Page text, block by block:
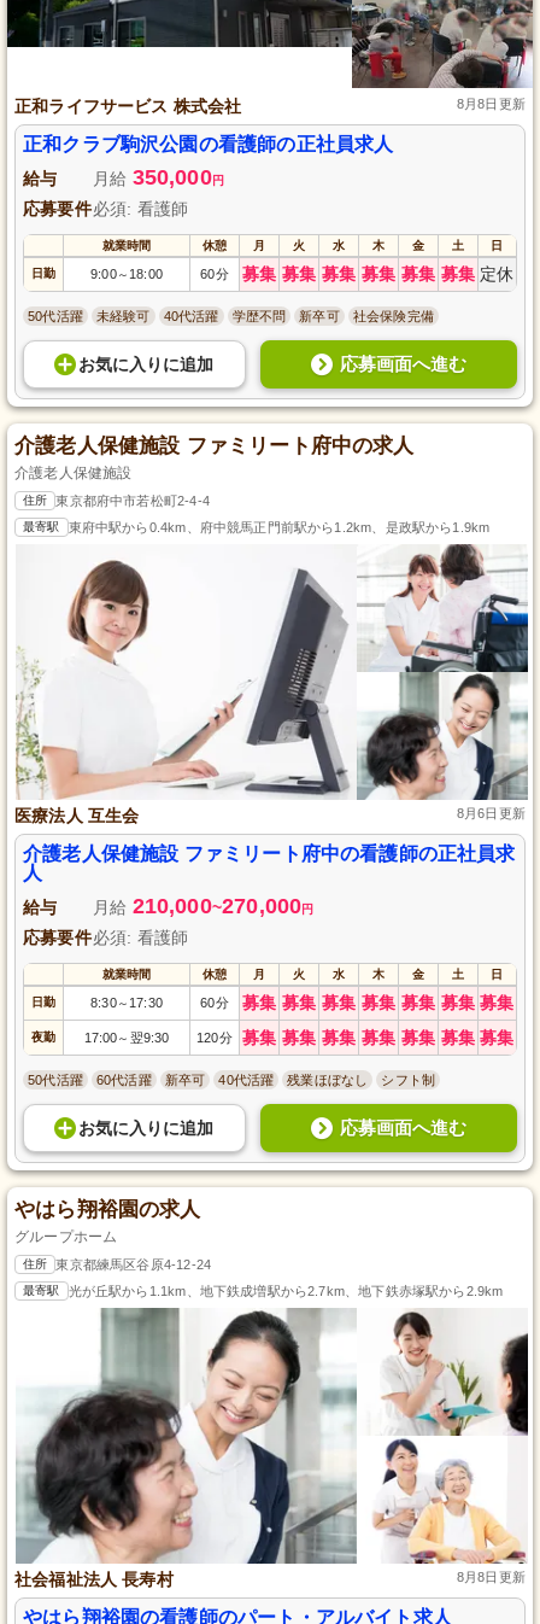
正和ライフサービス 株式会社 8月8日更新
正和クラブ駒沢公園の看護師の正社員求人
給与 月給 350,000円
応募要件必須: 看護師
就業時間 休憩 月 火 水 木 金 土 日
日勤 9:00～ 18:00 60分 募集 募集 募集 募集 募集 募集 定休
50代活躍 未経験可 40代活躍 学歴不問 新卒可 社会保険完備
お気に入り に追加 応募画面へ進む
介護老人保健施設 ファミリート府中の求人
介護老人保健施設
住所 東京都府中市若松町2-4-4
最寄駅 東府中駅から0.4km、府中競馬正門前駅から1.2km、是政駅から1.9km
医療法人 互生会 8月6日更新
介護老人保健施設 ファミリート府中の看護師の正社員求
人
給与 月給 210,000~270,000円
応募要件必須: 看護師
就業時間 休憩 月 火 水 木 金 土 日
日勤 8:30～ 17:30 60分 募集 募集 募集 募集 募集 募集 募集
夜勤 17:00～ 翌9:30 120分 募集 募集 募集 募集 募集 募集 募集
50代活躍 60代活躍 新卒可 40代活躍 残業ほぼなし シフト制
お気に入り に追加 応募画面へ進む
やはら翔裕園の求人
グループホーム
住所 東京都練馬区谷原4-12-24
最寄駅 光が丘駅から1.1km、地下鉄成増駅から2.7km、地下鉄赤塚駅から2.9km
社会福祉法人 長寿村 8月8日更新
やはら翔裕園の看護師のパート・アルバイト求人